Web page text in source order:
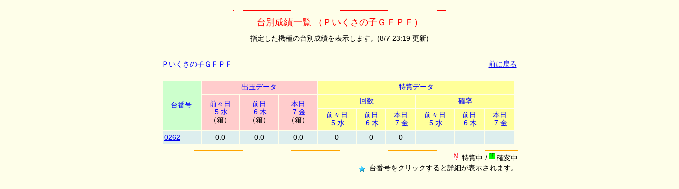
台別成績一覧 （Ｐいくさの子ＧＦＰＦ）
指定した機種の台別成績を表示します。(8/7 23:19 更新)
Ｐいくさの子ＧＦＰＦ 前に戻る
台番号
出玉データ 特賞データ
前々日
5 水
（箱）
前日
6 木
（箱）
本日
7 金
（箱）
回数
確率
前々日
5 水
前日
6 木
本日
7 金
前々日
5 水
前日
6 木
本日
7 金
0262
0.0 0.0 0.0 0 0 0
特賞中 /
確変中
台番号をクリックすると詳細が表示されます。